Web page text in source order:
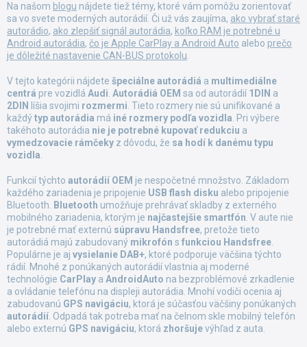
Na našom blogu nájdete tiež témy, ktoré vám pomôžu zorientovať
sa vo svete moderných autorádií. Či už vás zaujíma, ako vybrať staré
autorádio, ako zlepšiť signál autorádia, koľko RAM je potrebné u
Android autorádia, čo je Apple CarPlay a Android Auto alebo prečo
je dôležité nastavenie CAN-BUS protokolu
V tejto kategórii nájdete špeciálne autorádiá a multimediálne
centrá pre vozidlá Audi Autorádiá OEM sa od autorádií 1DIN a
2DIN
líšia svojimi rozmermi . Tieto rozmery nie sú unifikované a
každýtyp autorádia má iné rozmery podľa vozidla . Pri výbere
takéhoto autorádia nie je potrebné kupovať redukciu a
vymedzovacie rámčeky z dôvodu, že sa hodí k danému typu
vozidla
Funkcií týchto autorádií OEM je nespočetné množstvo. Základom
každého zariadenia je pripojenie USB flash disku alebo pripojenie
Bluetooth.
Bluetooth umožňuje prehrávať skladby z externého
mobilného zariadenia, ktorým je najčastejšie smartfón . V aute nie
je potrebné mať externú súpravu Handsfree, pretože tieto
autorádiá majú zabudovaný mikrofón s funkciou Handsfree
Populárne je aj vysielanie DAB+, ktoré podporuje väčšina týchto
rádií. Mnohé z ponúkaných autorádií vlastnia aj moderné
technológie CarPlay a AndroidAuto na bezproblémové zrkadlenie
a ovládanie telefónu na displeji autorádia. Mnohí vodiči ocenia aj
zabudovanú GPS navigáciu, ktorá je súčasťou väčšiny ponúkaných
autorádií . Odpadá tak potreba mať na čelnom skle mobilný telefón
alebo externú GPS navigáciu, ktorá zhoršujevýhľad z auta.